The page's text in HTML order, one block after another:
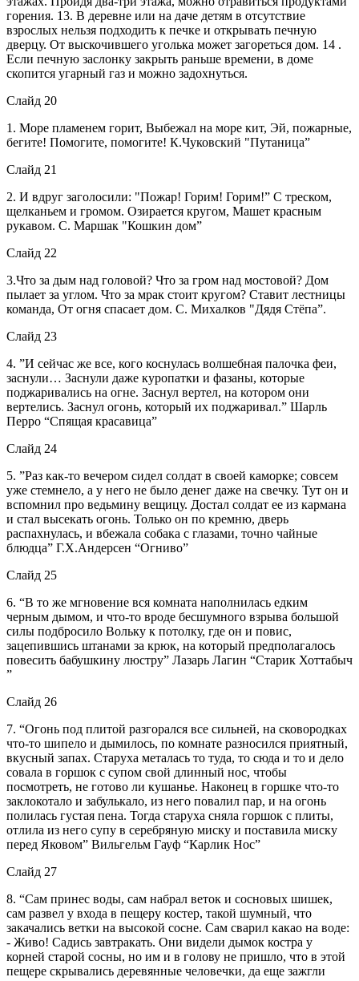
горения. 13. В деревне или на даче детям в отсутствие
взрослых нельзя подходить к печке и открывать печную
дверцу. От выскочившего уголька может загореться дом. 14 .
Если печную заслонку закрыть раньше времени, в доме
скопится угарный газ и можно задохнуться.
Слайд 20
1. Море пламенем горит, Выбежал на море кит, Эй, пожарные,
бегите! Помогите, помогите! К.Чуковский "Путаница”
Слайд 21
2. И вдруг заголосили: "Пожар! Горим! Горим!” С треском,
щелканьем и громом. Озирается кругом, Машет красным
рукавом. С. Маршак "Кошкин дом”
Слайд 22
3.Что за дым над головой? Что за гром над мостовой? Дом
пылает за углом. Что за мрак стоит кругом? Ставит лестницы
команда, От огня спасает дом. С. Михалков "Дядя Стёпа”.
Слайд 23
4. ”И сейчас же все, кого коснулась волшебная палочка феи,
заснули… Заснули даже куропатки и фазаны, которые
поджаривались на огне. Заснул вертел, на котором они
вертелись. Заснул огонь, который их поджаривал.” Шарль
Перро “Спящая красавица”
Слайд 24
5. ”Раз как-то вечером сидел солдат в своей каморке; совсем
уже стемнело, а у него не было денег даже на свечку. Тут он и
вспомнил про ведьмину вещицу. Достал солдат ее из кармана
и стал высекать огонь. Только он по кремню, дверь
распахнулась, и вбежала собака с глазами, точно чайные
блюдца” Г.Х.Андерсен “Огниво”
Слайд 25
6. “В то же мгновение вся комната наполнилась едким
черным дымом, и что-то вроде бесшумного взрыва большой
силы подбросило Вольку к потолку, где он и повис,
зацепившись штанами за крюк, на который предполагалось
повесить бабушкину люстру” Лазарь Лагин “Старик Хоттабыч
”
Слайд 26
7. “Огонь под плитой разгорался все сильней, на сковородках
что-то шипело и дымилось, по комнате разносился приятный,
вкусный запах. Старуха металась то туда, то сюда и то и дело
совала в горшок с супом свой длинный нос, чтобы
посмотреть, не готово ли кушанье. Наконец в горшке что-то
заклокотало и забулькало, из него повалил пар, и на огонь
полилась густая пена. Тогда старуха сняла горшок с плиты,
отлила из него супу в серебряную миску и поставила миску
перед Яковом” Вильгельм Гауф “Карлик Нос”
Слайд 27
8. “Сам принес воды, сам набрал веток и сосновых шишек,
сам развел у входа в пещеру костер, такой шумный, что
закачались ветки на высокой сосне. Сам сварил какао на воде:
- Живо! Садись завтракать. Они видели дымок костра у
корней старой сосны, но им и в голову не пришло, что в этой
пещере скрывались деревянные человечки, да еще зажгли